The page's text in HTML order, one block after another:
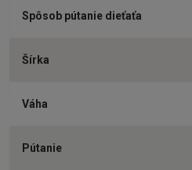
Spôsob pútanie dieťaťa
Šírka
Váha
Pútanie